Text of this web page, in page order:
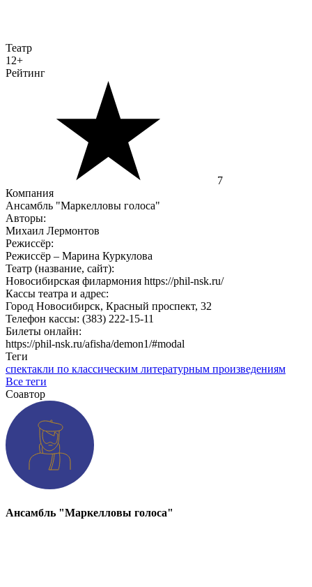
Театр
12+
Рейтинг
7
Компания
Ансамбль "Маркелловы голоса"
Авторы:
Михаил Лермонтов
Режиссёр:
Режиссёр – Марина Куркулова
Театр (название, сайт):
Новосибирская филармония https://phil-nsk.ru/
Кассы театра и адрес:
Город Новосибирск, Красный проспект, 32
Телефон кассы: (383) 222-15-11
Билеты онлайн:
https://phil-nsk.ru/afisha/demon1/#modal
Теги
спектакли по классическим литературным произведениям
Все теги
Соавтор
Ансамбль "Маркелловы голоса"